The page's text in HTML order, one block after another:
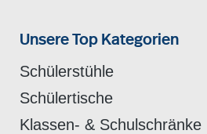
Unsere Top Kategorien
Schülerstühle
Schülertische
Klassen- & Schulschränke